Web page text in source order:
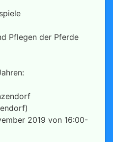
Pflegen der Pferde
2019 von 16:00-